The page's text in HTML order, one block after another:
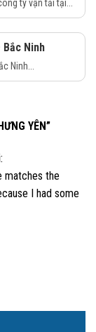
ty vận tải tại...
Ninh
Ninh...
YÊN”
matches the
I had some